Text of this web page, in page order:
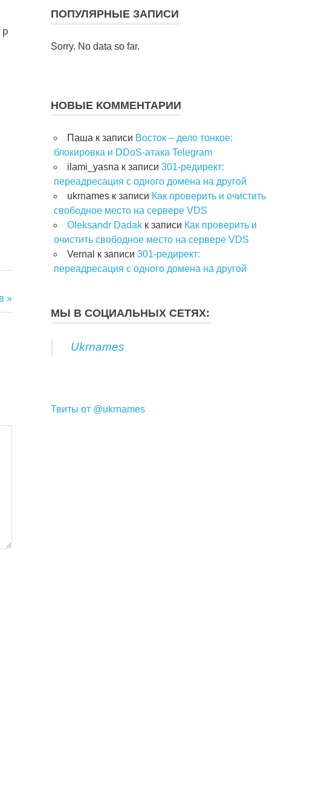
р
ПОПУЛЯРНЫЕ ЗАПИСИ
Sorry. No data so far.
НОВЫЕ КОММЕНТАРИИ
Паша к записи Восток – дело тонкое:
блокировка и DDoS-атака Telegram
ilami_yasna к записи 301-редирект:
переадресация с одного домена на другой
ukrnames к записи Как проверить и очистить
свободное место на сервере VDS
Oleksandr Dadak к записи Как проверить и
очистить свободное место на сервере VDS
Vernal к записи 301-редирект:
переадресация с одного домена на другой
МЫ В СОЦИАЛЬНЫХ СЕТЯХ:
Ukrnames
Твиты от @ukrnames